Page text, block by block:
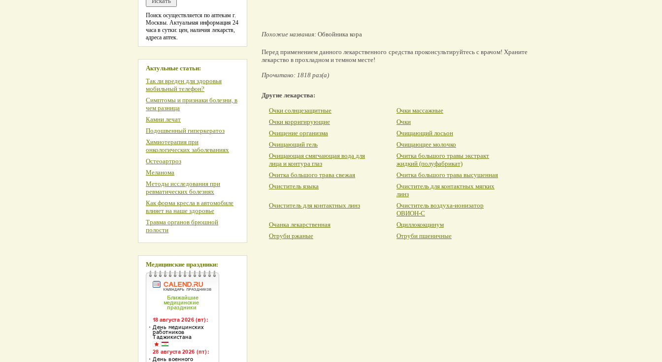
Похожие названия: Обвойника кора
Перед применением данного лекарственного средства проконсультируйтесь с врачом! Храните
лекарство в прохладном и темном месте!
Прочитано: 1818 раз(а)
Другие лекарства:
Очки солнцезащитные
Очки массажные
Очки корригирующие
Очки
Очищение организма
Очищающий лосьон
Очищающий гель
Очищающее молочко
Очищающая смягчающая вода для
лица и контура глаз
Очитка большого травы экстракт
жидкий (полуфабрикат)
Очитка большого трава свежая
Очитка большого трава высушенная
Очиститель языка
Очиститель для контактных мягких
линз
Очиститель для контактных линз
Очиститель воздуха-ионизатор
ОВИОН-С
Очанка лекарственная
Оциллококцинум
Отруби ржаные
Отруби пшеничные
Поиск осуществляется по аптекам г.
Москвы. Актуальная информация 24
часа в сутки: цен, наличия лекарств,
адреса аптек.
Актульные статьи:
Так ли вреден для здоровья
мобильный телефон?
Симптомы и признаки болезни, в
чем разница
Камни лечат
Подошвенный гиперкератоз
Химиотерапия при
онкологических заболеваниях
Остеоартроз
Меланома
Методы исследования при
ревматических болезнях
Как форма кресла в автомобиле
влияет на наше здоровье
Травма органов брюшной
полости
Медицинские праздники: